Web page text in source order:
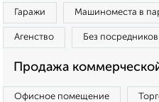
Гаражи Машиноместа в
Агенство Без посредников
Продажа
Офисное помещение